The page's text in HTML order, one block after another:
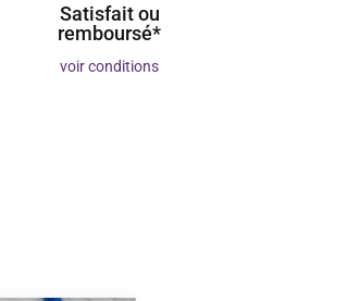
Satisfait ou
remboursé*
voir conditions